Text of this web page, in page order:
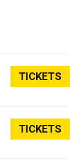
TICKETS
TICKETS